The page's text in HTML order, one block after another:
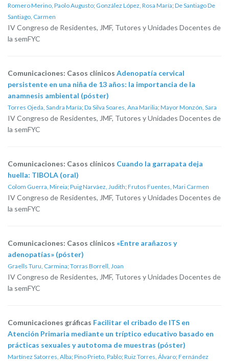
Romero Merino, Paolo Augusto; González López, Rosa María; De Santiago De
Santiago, Carmen
IV Congreso de Residentes, JMF, Tutores y Unidades Docentes de
la semFYC
Comunicaciones: Casos clínicos Adenopatía cervical
persistente en una niña de 13 años: la importancia de la
anamnesis ambiental (póster)
Torres Ojeda, Sandra María; Da Silva Soares, Ana Marilia; Mayor Monzón, Sara
IV Congreso de Residentes, JMF, Tutores y Unidades Docentes de
la semFYC
Comunicaciones: Casos clínicos Cuando la garrapata deja
huella: TIBOLA (oral)
Colom Guerra, Mireia; Puig Narváez, Judith; Frutos Fuentes, Mari Carmen
IV Congreso de Residentes, JMF, Tutores y Unidades Docentes de
la semFYC
Comunicaciones: Casos clínicos «Entre arañazos y
adenopatías» (póster)
Graells Turu, Carmina; Torras Borrell, Joan
IV Congreso de Residentes, JMF, Tutores y Unidades Docentes de
la semFYC
Comunicaciones gráficas Facilitar el cribado de ITS en
Atención Primaria mediante un tríptico educativo basado en
prácticas sexuales y autotoma de muestras (póster)
Martínez Satorres, Alba; Pino Prieto, Pablo; Ruiz Torres, Álvaro; Fernández